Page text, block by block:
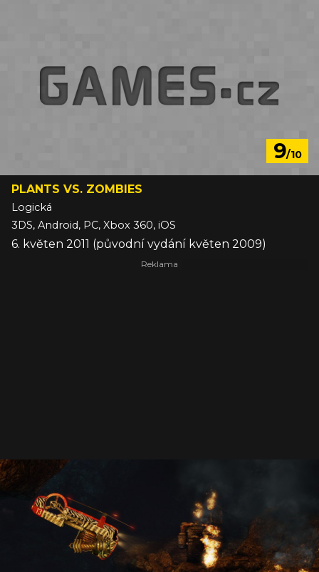
9/10
PLANTS VS. ZOMBIES
Logická
3DS, Android, PC, Xbox 360, iOS
6. květen 2011 (původní vydání květen 2009)